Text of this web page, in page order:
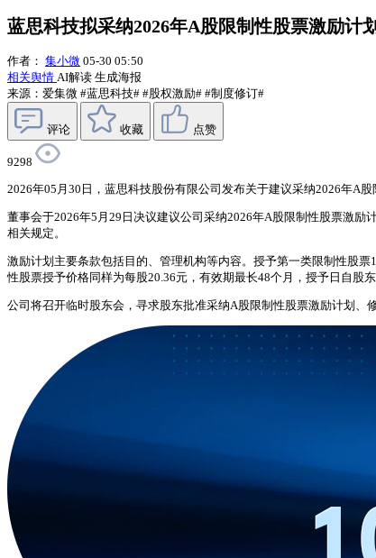
蓝思科技拟采纳2026年A股限制性股票激励计
作者： 集小微 05-30 05:50
相关舆情 AI解读 生成海报
来源：爱集微 #蓝思科技# #股权激励# #制度修订#
评论 收藏 点赞
9298
2026年05月30日，蓝思科技股份有限公司发布关于建议采纳2026年A
董事会于2026年5月29日决议建议公司采纳2026年A股限制性股票激
相关规定。
激励计划主要条款包括目的、管理机构等内容。授予第一类限制性股
性股票授予价格同样为每股20.36元，有效期最长48个月，授予日自股
公司将召开临时股东会，寻求股东批准采纳A股限制性股票激励计划、